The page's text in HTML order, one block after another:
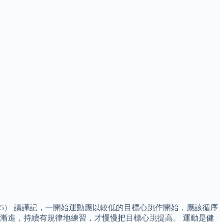
5） 請謹記，一開始運動應以較低的目標心跳作開始，應該循序
漸進，持續有規律地練習，才慢慢把目標心跳提高。 運動是健